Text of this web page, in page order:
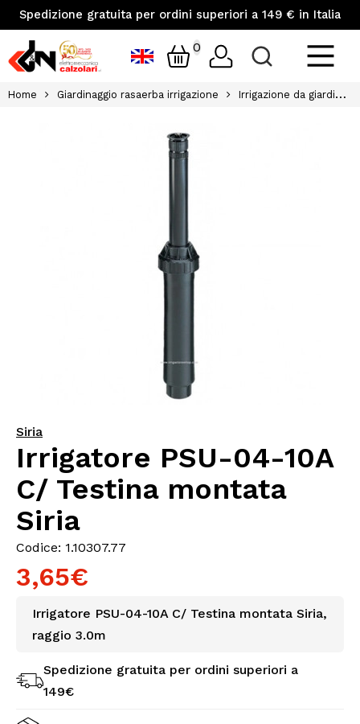
Spedizione gratuita per ordini superiori a 149 € in Italia
0
Home Giardinaggio rasaerba irrigazione Irrigazione da giardino
Siria
Irrigatore PSU-04-10A
C/ Testina montata
Siria
Codice: 1.10307.77
3,65€
Irrigatore PSU-04-10A C/ Testina montata Siria,
raggio 3.0m
Spedizione gratuita per ordini superiori a
149€